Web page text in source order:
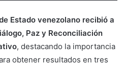
Estado venezolano recibió a
Paz y Reconciliación
, destacando la importancia
obtener resultados en tres